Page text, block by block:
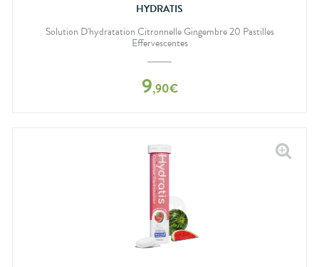
HYDRATIS
Solution D'hydratation Citronnelle Gingembre 20 Pastilles
Effervescentes
9,90€